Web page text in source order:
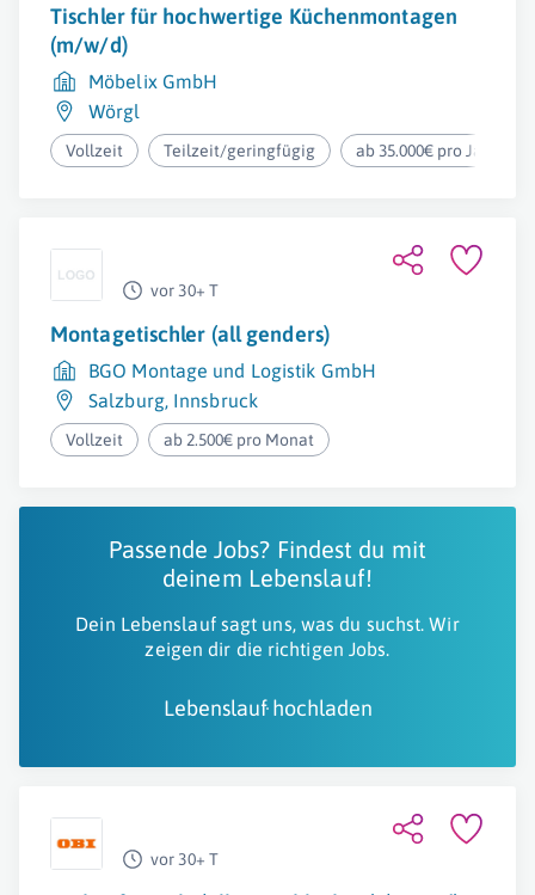
Tischler für hochwertige Küchenmontagen
(m/w/d)
Möbelix GmbH
Wörgl
Vollzeit Teilzeit/geringfügig ab 35.000€ pro Jahr
vor 30+ T
Montagetischler (all genders)
BGO Montage und Logistik GmbH
Salzburg, Innsbruck
Vollzeit ab 2.500€ pro Monat
Passende Jobs? Findest du mit
deinem Lebenslauf!
Dein Lebenslauf sagt uns, was du suchst. Wir
zeigen dir die richtigen Jobs.
Lebenslauf hochladen
vor 30+ T